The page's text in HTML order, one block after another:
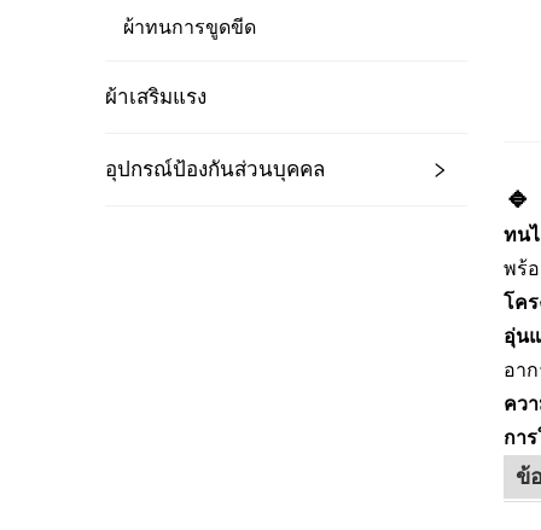
ผ้าทนการขูดขีด
ผ้าเสริมแรง
อุปกรณ์ป้องกันส่วนบุคคล
🔹
ทน
พร้
โค
อุ่น
อา
คว
กา
ข้